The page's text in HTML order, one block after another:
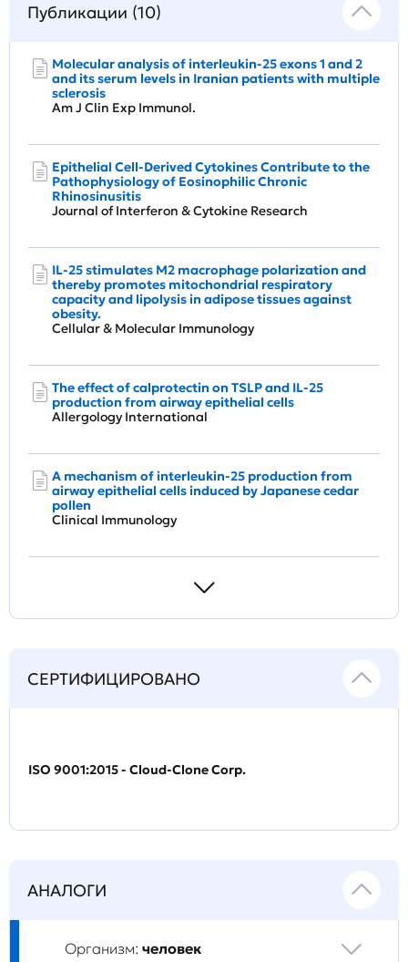
Публикации (10)
Molecular analysis of interleukin-25 exons 1 and 2
and its serum levels in Iranian patients with multiple
sclerosis
Am J Clin Exp Immunol.
Epithelial Cell-Derived Cytokines Contribute to the
Pathophysiology of Eosinophilic Chronic
Rhinosinusitis
Journal of Interferon & Cytokine Research
IL-25 stimulates M2 macrophage polarization and
thereby promotes mitochondrial respiratory
capacity and lipolysis in adipose tissues against
obesity.
Cellular & Molecular Immunology
The effect of calprotectin on TSLP and IL-25
production from airway epithelial cells
Allergology International
A mechanism of interleukin-25 production from
airway epithelial cells induced by Japanese cedar
pollen
Clinical Immunology
СЕРТИФИЦИРОВАНО
ISO 9001:2015 - Cloud-Clone Corp.
АНАЛОГИ
Организм: человек